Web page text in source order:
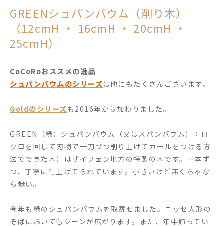
GREENシュパンバウム（削り木）
（12cmH ・ 16cmH ・ 20cmH ・
25cmH）
CoCoRoおススメの逸品
シュパンバウムのシリーズは他にもたくさんございます。
Goldのシリーズも2016年から加わりました。
GREEN（緑）シュパンバウム（又はスパンバウム）：ロ
クロを回して刃物で一刀づつ削り上げてカールをつける方
法でできた木）はザイフェン地方の特製の木です。一本ず
つ、丁寧に仕上げてられています。小さいけど無くちゃな
ら無い。
今年も緑のシュパンバウムを取寄せました。ニッセ人形の
そばにおいてもシーンが広がります。また、年中飾ってい